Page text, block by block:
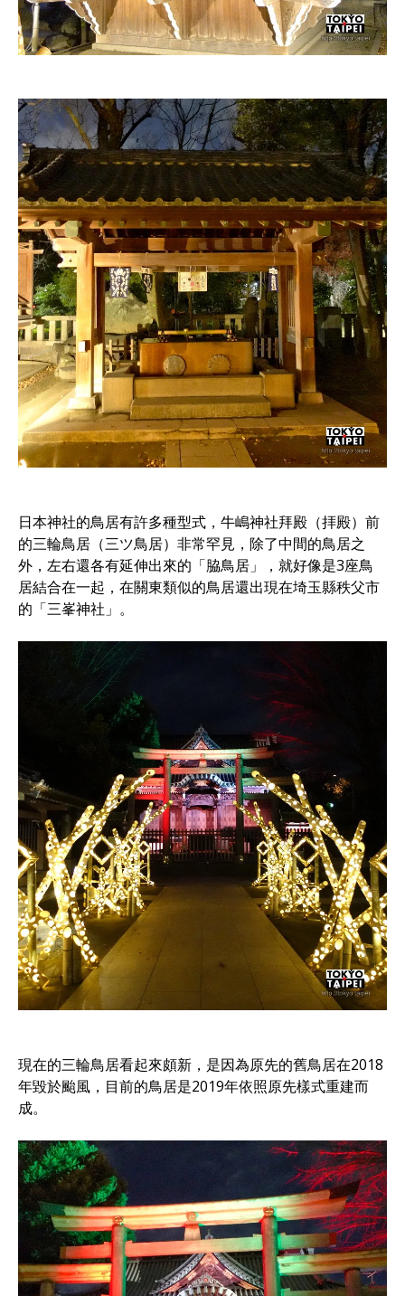
日本神社的鳥居有許多種型式，牛嶋神社拜殿（拝殿）前
的三輪鳥居（三ツ鳥居）非常罕見，除了中間的鳥居之
外，左右還各有延伸出來的「脇鳥居」，就好像是3座鳥
居結合在一起，在關東類似的鳥居還出現在埼玉縣秩父市
的「三峯神社」。
現在的三輪鳥居看起來頗新，是因為原先的舊鳥居在2018
年毀於颱風，目前的鳥居是2019年依照原先樣式重建而
成。